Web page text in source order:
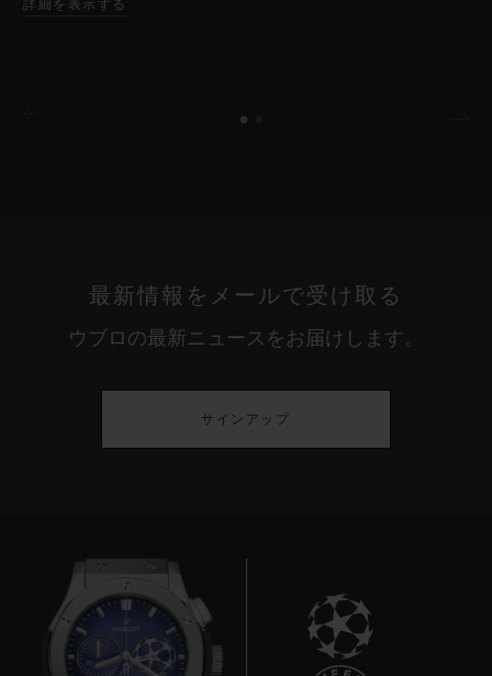
詳細を表示する
最新情報をメールで受け取る
ウブロの最新ニュースをお届けします。
サインアップ